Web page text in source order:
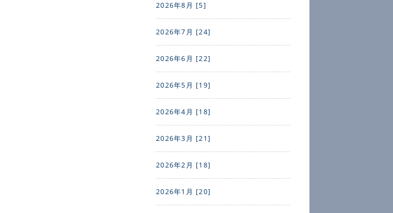
2026年8月 [5]
2026年7月 [24]
2026年6月 [22]
2026年5月 [19]
2026年4月 [18]
2026年3月 [21]
2026年2月 [18]
2026年1月 [20]